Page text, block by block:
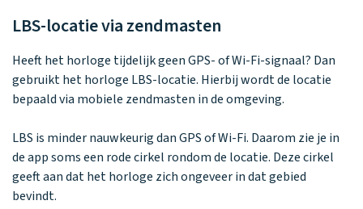
LBS-locatie via zendmasten
Heeft het horloge tijdelijk geen GPS- of Wi-Fi-signaal? Dan
gebruikt het horloge LBS-locatie. Hierbij wordt de locatie
bepaald via mobiele zendmasten in de omgeving.
LBS is minder nauwkeurig dan GPS of Wi-Fi. Daarom zie je in
de app soms een rode cirkel rondom de locatie. Deze cirkel
geeft aan dat het horloge zich ongeveer in dat gebied
bevindt.